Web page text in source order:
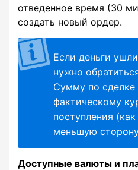
отведенное время (30
создать новый ордер.
Если деньги
нужно
Сумму по сделке
фактическому
поступления
меньшую
Доступные валюты и